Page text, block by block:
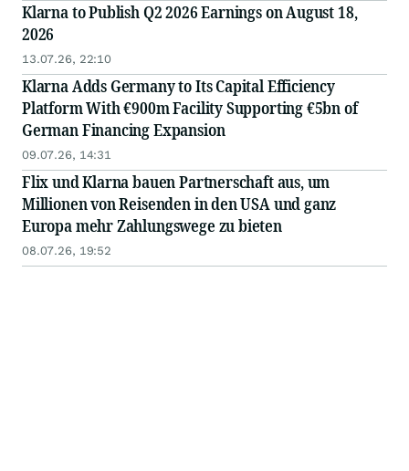
Klarna to Publish Q2 2026 Earnings on August 18,
2026
13.07.26, 22:10
Klarna Adds Germany to Its Capital Efficiency
Platform With €900m Facility Supporting €5bn of
German Financing Expansion
09.07.26, 14:31
Flix und Klarna bauen Partnerschaft aus, um
Millionen von Reisenden in den USA und ganz
Europa mehr Zahlungswege zu bieten
08.07.26, 19:52